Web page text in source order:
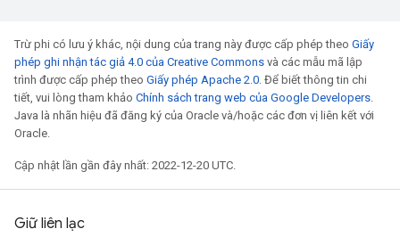
Trừ phi có lưu ý khác, nội dung của trang này được cấp phép theo Giấy
phép ghi nhận tác giả 4.0 của Creative Commons và các mẫu mã lập
trình được cấp phép theo Giấy phép Apache 2.0. Để biết thông tin chi
tiết, vui lòng tham khảo Chính sách trang web của Google Developers.
Java là nhãn hiệu đã đăng ký của Oracle và/hoặc các đơn vị liên kết với
Oracle.
Cập nhật lần gần đây nhất: 2022-12-20 UTC.
Giữ liên lạc